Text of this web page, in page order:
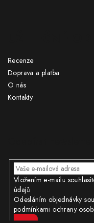
Recenze
Doprava a platba
O nás
Kontakty
Vložením e-mailu
údajů
Odesláním objednávky
podmínkami ochrany